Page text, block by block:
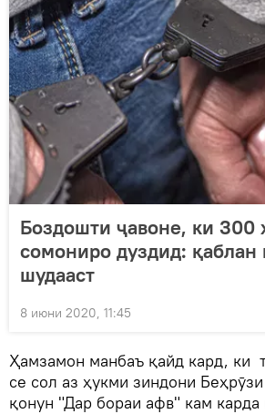
Боздошти ҷавоне, ки 300
сомониро дуздид: қаблан
шудааст
8 июни 2020, 11:45
Ҳамзамон манбаъ қайд кард, ки
се сол аз ҳукми зиндони
қонун "Дар бораи афв" кам